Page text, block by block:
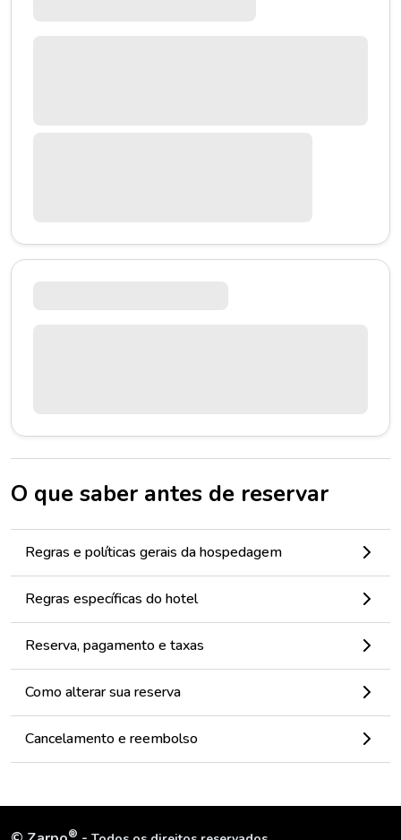
O que saber antes de reservar
Regras e políticas gerais da hospedagem
Regras específicas do hotel
Reserva, pagamento e taxas
Como alterar sua reserva
Cancelamento e reembolso
®